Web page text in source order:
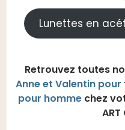
Lunettes en
Retrouvez toutes
Anne et Valentin
pour homme chez
ART